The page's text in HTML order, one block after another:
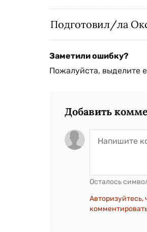
Подготовил/ла
Заметили ошибку?
Пожалуйста, выделите
Добавить
Осталось